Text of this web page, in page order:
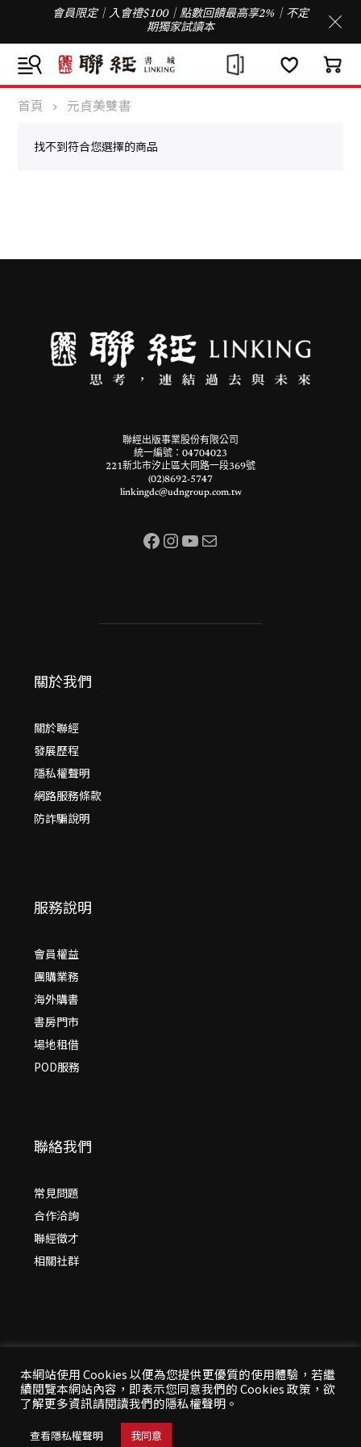
會員限定｜入會禮$100｜點數回饋最高享2%｜不定
期獨家試讀本
首頁 元貞美雙書
找不到符合您選擇的商品
聯經出版事業股份有限公司
統一編號：04704023
221新北市汐止區大同路一段369號
(02)8692-5747
linkingdc@udngroup.com.tw
Facebook InstagramYouTube 電子郵件
關於我們
關於聯經
發展歷程
隱私權聲明
網路服務條款
防詐騙說明
服務說明
會員權益
團購業務
海外購書
書房門市
場地租借
POD服務
聯絡我們
常見問題
合作洽詢
聯經徵才
相關社群
© 2026 年聯經出版：思考，連結過去與未來
All Rights Reserved | 本站台資料為版權所有，非經同
意請勿作任何形式之轉載使用
本網站使用 Cookies 以便為您提供更優質的使用體驗，若繼
續閱覽本網站內容，即表示您同意我們的 Cookies 政策，欲
了解更多資訊請閱讀我們的隱私權聲明。
查看隱私權聲明 我同意